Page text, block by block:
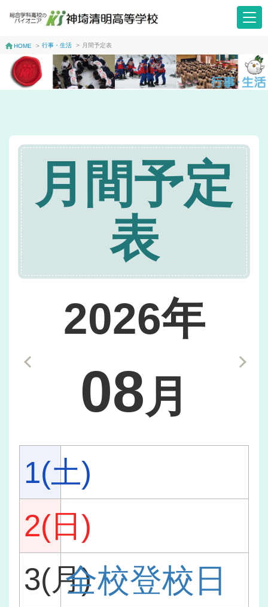
HOME > 行事・生活 > 月間予定表
月間予定
表
2026年
08月
1(土)
2(日)
3(月)全校登校日